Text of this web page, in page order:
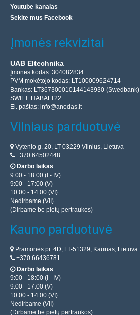
Youtube kanalas
Sekite mus Facebook
Įmonės rekvizitai
UAB Eltechnika
Įmonės kodas: 304082834
PVM mokėtojo kodas: LT100009624714
Bankas: LT367300010144143930 (Swedbank)
SWIFT: HABALT22
El. paštas: info@anodas.lt
Vilniaus parduotuvė
Vytenio g. 20, LT-03229 Vilnius, Lietuva
+370 64502448
Darbo laikas
9:00 - 18:00 (I - IV)
9:00 - 17:00 (V)
10:00 - 14:00 (VI)
Nedirbame (VII)
(Dirbame be pietų pertraukos)
Kauno parduotuvė
Pramonės pr. 4D, LT-51329, Kaunas, Lietuva
+370 66436781
Darbo laikas
9:00 - 18:00 (I - IV)
9:00 - 17:00 (V)
10:00 - 14:00 (VI)
Nedirbame (VII)
(Dirbame be pietų pertraukos)